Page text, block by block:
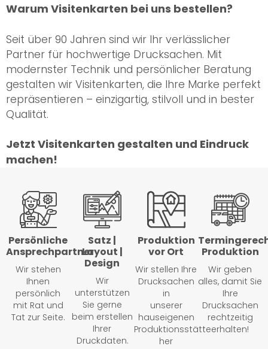
Warum Visitenkarten bei uns bestellen?
Seit über 90 Jahren sind wir Ihr verlässlicher
Partner für hochwertige Drucksachen. Mit
modernster Technik und persönlicher Beratung
gestalten wir Visitenkarten, die Ihre Marke perfekt
repräsentieren – einzigartig, stilvoll und in bester
Qualität.
Jetzt Visitenkarten gestalten und Eindruck
machen!
Persönliche
Ansprechpartner
Wir stehen
Ihnen
persönlich
mit Rat und
Tat zur Seite.
Satz |
Layout |
Design
Wir
unterstützen
Sie gerne
beim erstellen
Ihrer
Druckdaten.
Produktion
vor Ort
Wir stellen Ihre
Drucksachen
in
unserer
hauseigenen
Produktionsstätte
her
Produktion
Wir geben
alles, damit Sie
Ihre
Drucksachen
rechtzeitig
erhalten!